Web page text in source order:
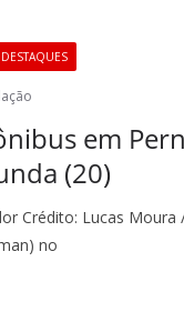
DESTAQUES
em
(20)
Crédito: Lucas
no